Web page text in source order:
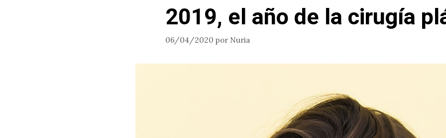
2019, el año de la cirugía
06/04/2020 por Nuria